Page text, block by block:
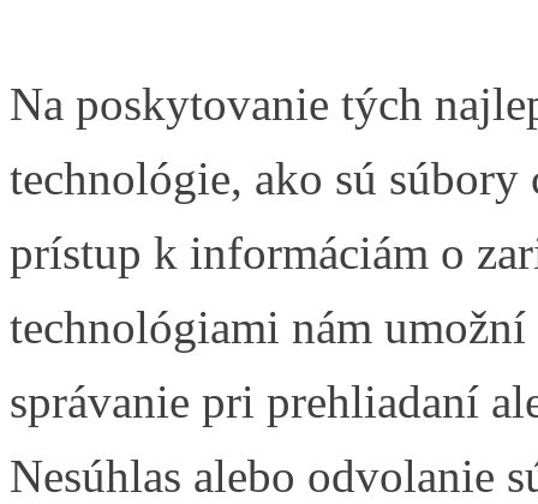
Na poskytovanie tých
technológie, ako sú súbory
prístup k informáciám o
technológiami nám
správanie pri prehliadaní
Nesúhlas alebo odvolanie